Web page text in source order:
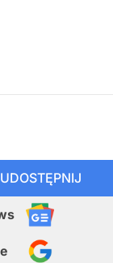
UDOSTĘPNIJ